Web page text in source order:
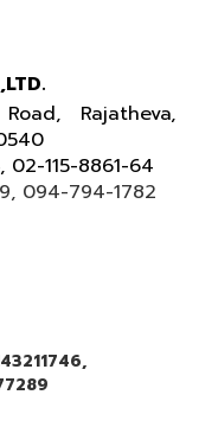
Rajatheva,
02-115-8861-64
, 094-794-1782